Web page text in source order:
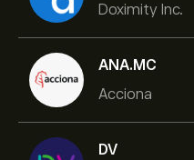
Doximity Inc.
ANA.MC
Acciona
DV